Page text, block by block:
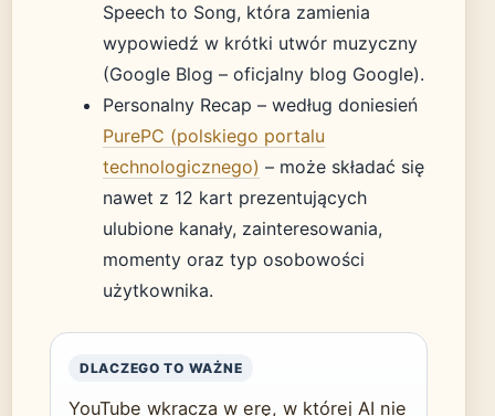
Speech to Song, która zamienia
wypowiedź w krótki utwór muzyczny
(Google Blog – oficjalny blog Google).
Personalny Recap – według doniesień
PurePC (polskiego portalu
technologicznego) – może składać się
nawet z 12 kart prezentujących
ulubione kanały, zainteresowania,
momenty oraz typ osobowości
użytkownika.
DLACZEGO TO WAŻNE
YouTube wkracza w erę, w której AI nie